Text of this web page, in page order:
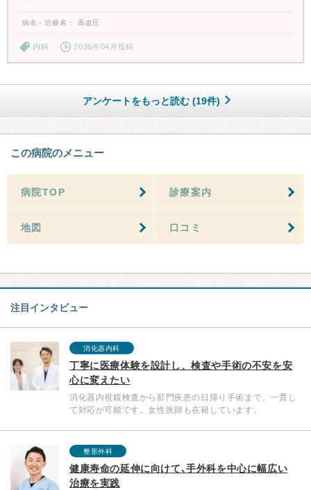
病名・治療名 高血圧
内科 2026年04月投稿
アンケートをもっと読む (19件)
この病院のメニュー
病院TOP 診療案内
地図 口コミ
注目インタビュー
消化器内科
丁寧に医療体験を設計し、検査や手術の不安を安
心に変えたい
消化器内視鏡検査から肛門疾患の日帰り手術まで、一貫し
て対応が可能です。女性医師も在籍しています。
整形外科
健康寿命の延伸に向けて､手外科を中心に幅広い
治療を実践